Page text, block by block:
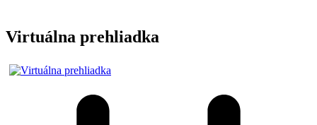
Virtuálna prehliadka